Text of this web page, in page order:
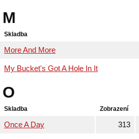
M
Skladba
More And More
My Bucket's Got A Hole In It
O
Skladba Zobrazení
Once A Day 313